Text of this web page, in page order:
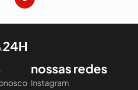
nossas redes
Instagram